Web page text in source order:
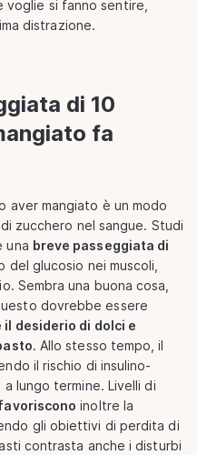
voglie si fanno sentire,
distrazione.
di 10
fa
aver mangiato è un modo
zucchero nel sangue. Studi
una breve passeggiata di
del glucosio nei muscoli,
Sembra una buona cosa,
dovrebbe essere
il desiderio di dolci e
. Allo stesso tempo, il
il rischio di insulino-
lungo termine. Livelli di
inoltre la
gli obiettivi di perdita di
contrasta anche i disturbi